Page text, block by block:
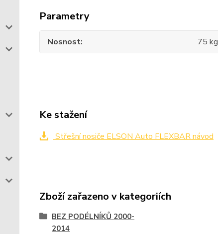
Parametry
Nosnost 75 kg
Ke stažení
Střešní nosiče ELSON Auto FLEXBAR návod
Zboží zařazeno v kategoriích
BEZ PODÉLNÍKŮ 2000-
2014